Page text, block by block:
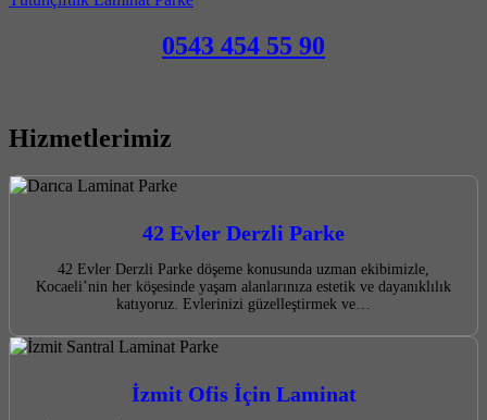
0543 454 55 90
Hizmetlerimiz
42 Evler Derzli Parke
42 Evler Derzli Parke döşeme konusunda uzman ekibimizle,
Kocaeli’nin her köşesinde yaşam alanlarınıza estetik ve dayanıklılık
katıyoruz. Evlerinizi güzelleştirmek ve…
İzmit Ofis İçin Laminat